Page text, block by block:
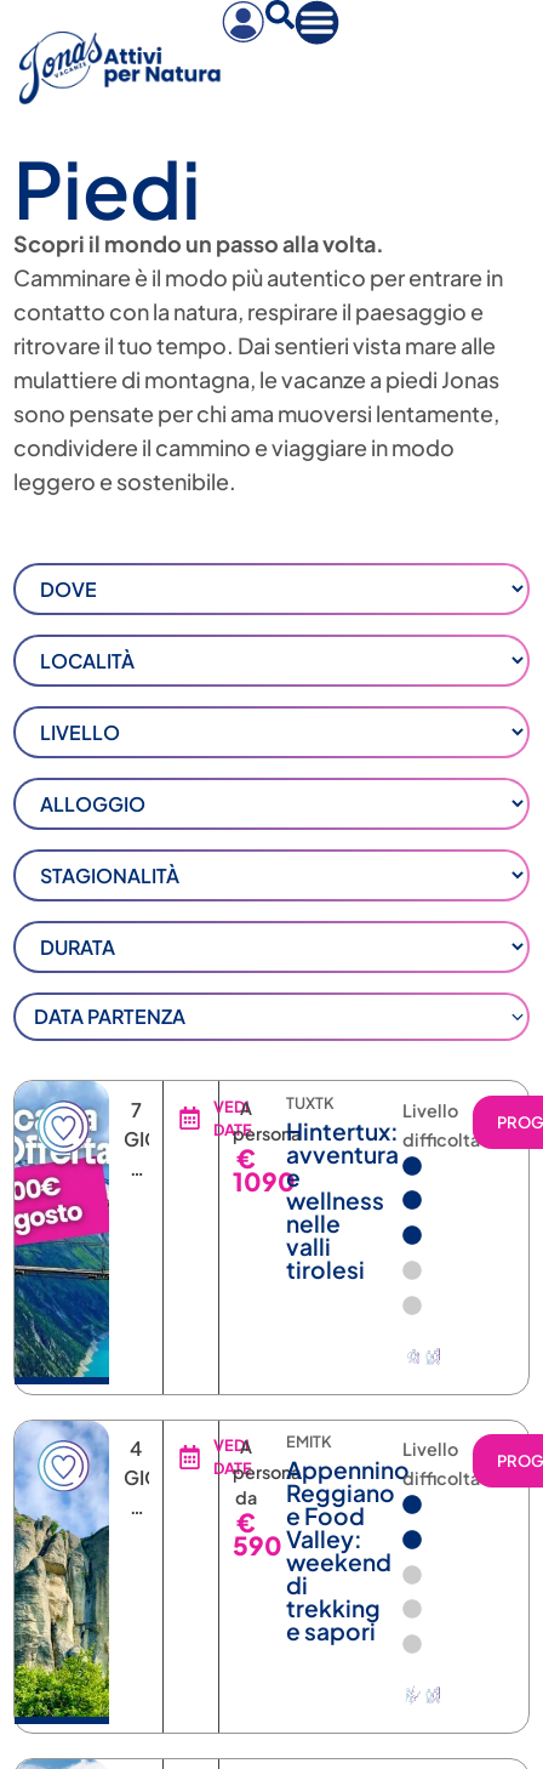
Piedi
Scopri il mondo un passo alla volta.
Camminare è il modo più autentico per entrare in
contatto con la natura, respirare il paesaggio e
ritrovare il tuo tempo. Dai sentieri vista mare alle
mulattiere di montagna, le vacanze a piedi Jonas
sono pensate per chi ama muoversi lentamente,
condividere il cammino e viaggiare in modo
leggero e sostenibile.
DATA PARTENZA
7
GIORNI
6
VEDI
DATE
A
persona
€
1090
TUXTK
Hintertux:
avventura
e
wellness
nelle
valli
tirolesi
Livello
difficoltà
4
GIORNI
3
VEDI
DATE
A
persona
da
€
590
EMITK
Appennino
Reggiano
e Food
Valley:
weekend
di
trekking
e sapori
Livello
difficoltà